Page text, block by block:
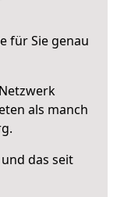
für Sie genau
als manch
das seit